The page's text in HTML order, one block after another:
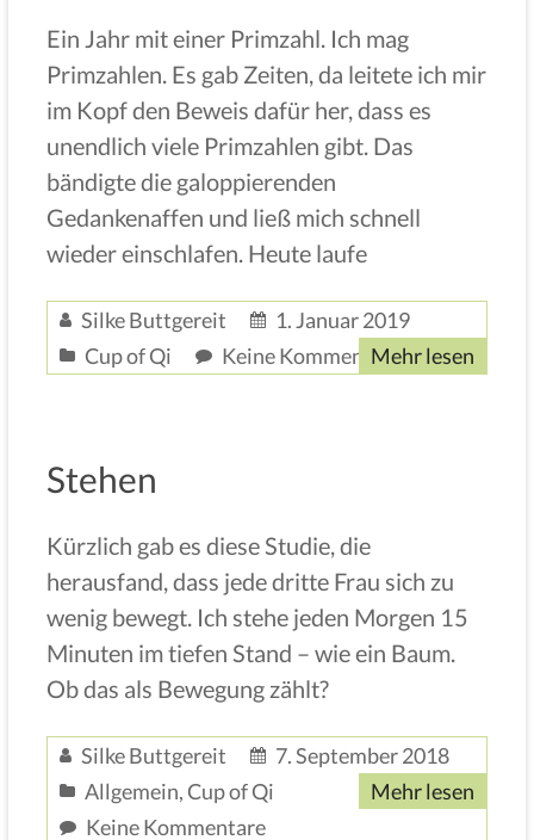
Ein Jahr mit einer Primzahl. Ich mag
Primzahlen. Es gab Zeiten, da leitete ich mir
im Kopf den Beweis dafür her, dass es
unendlich viele Primzahlen gibt. Das
bändigte die galoppierenden
Gedankenaffen und ließ mich schnell
wieder einschlafen. Heute laufe
Silke Buttgereit
1. Januar 2019
Cup of Qi
Keine KommentareMehr lesen
Stehen
Kürzlich gab es diese Studie, die
herausfand, dass jede dritte Frau sich zu
wenig bewegt. Ich stehe jeden Morgen 15
Minuten im tiefen Stand – wie ein Baum.
Ob das als Bewegung zählt?
Silke Buttgereit
7. September 2018
Allgemein,Cup of Qi
Keine Kommentare
Mehr lesen